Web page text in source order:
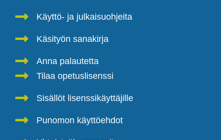
Käyttö- ja julkaisuohjeita
Käsityön sanakirja
Anna palautetta
Tilaa opetuslisenssi
Sisällöt lisenssikäyttäjille
Punomon käyttöehdot